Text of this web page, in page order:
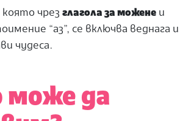
която чрез глагола за можене и
“аз”, се включва веднага и
чудеса.
може да